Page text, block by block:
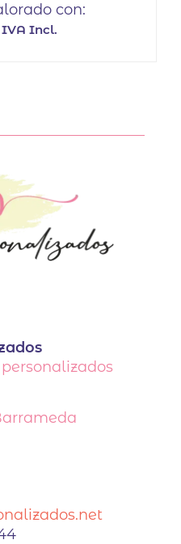
con:
IVA Incl.